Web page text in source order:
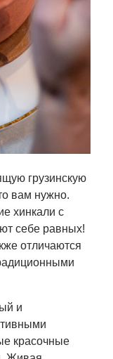
грузинскую
вам нужно.
хинкали с
себе равных!
отличаются
и
красочные